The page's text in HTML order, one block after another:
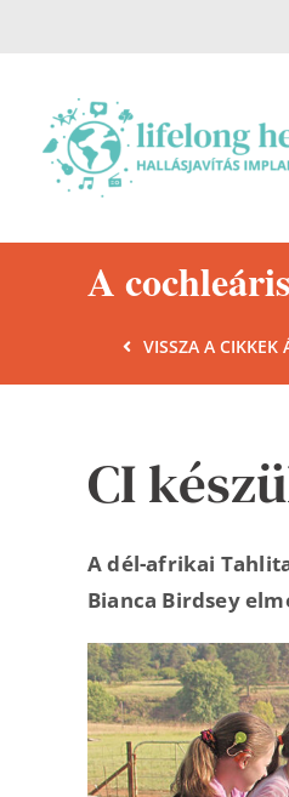
A
VISSZA A CIKKEK
CI
A dél-afrikai
Bianca Birdsey